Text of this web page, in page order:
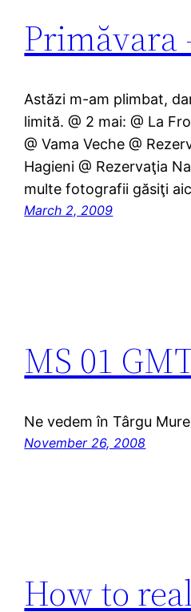
Astăzi m-am plimbat,
limită. @ 2 mai: @ La
@ Vama Veche @
Hagieni @ Rezervaţia
multe fotografii găsiţi
March 2, 2009
MS 01
Ne vedem în Târgu
November 26, 2008
How to